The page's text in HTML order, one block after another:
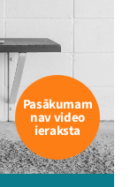
Pasākumam
nav video
ieraksta